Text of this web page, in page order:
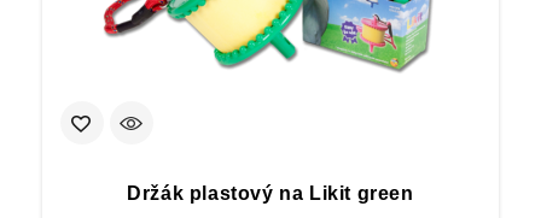
Držák plastový na Likit green